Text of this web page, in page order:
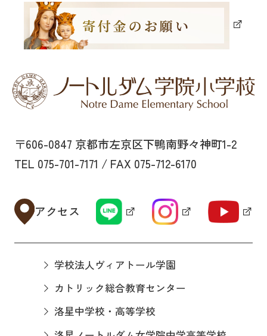
〒606-0847 京都市左京区下鴨南野々神町1-2
TEL 075-701-7171 / FAX 075-712-6170
アクセス
学校法人ヴィアトール学園
カトリック総合教育センター
洛星中学校・高等学校